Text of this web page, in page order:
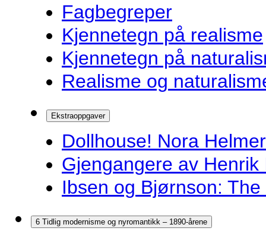
Fagbegreper
Kjennetegn på realisme
Kjennetegn på
Realisme og
Ekstraoppgaver
Dollhouse! Nora
Gjengangere av
Ibsen og Bjørnson:
6 Tidlig modernisme og nyromantikk – 1890-årene